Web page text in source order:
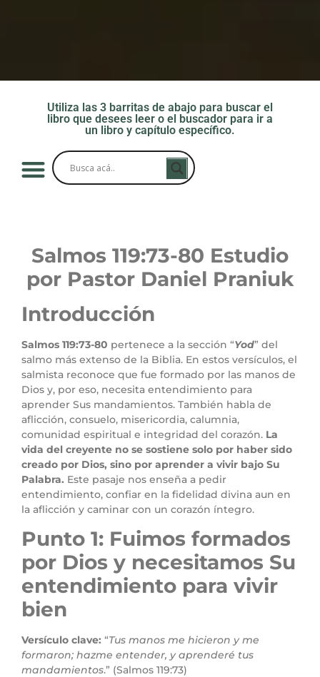
Utiliza las 3 barritas de abajo para buscar el
libro que desees leer o el buscador para ir a
un libro y capítulo específico.
Salmos 119:73-80 Estudio
por Pastor Daniel Praniuk
Introducción
Salmos 119:73-80 pertenece a la sección “Yod” del
salmo más extenso de la Biblia. En estos versículos, el
salmista reconoce que fue formado por las manos de
Dios y, por eso, necesita entendimiento para
aprender Sus mandamientos. También habla de
aflicción, consuelo, misericordia, calumnia,
comunidad espiritual e integridad del corazón. La
vida del creyente no se sostiene solo por haber sido
creado por Dios, sino por aprender a vivir bajo Su
Palabra. Este pasaje nos enseña a pedir
entendimiento, confiar en la fidelidad divina aun en
la aflicción y caminar con un corazón íntegro.
Punto 1: Fuimos formados
por Dios y necesitamos Su
entendimiento para vivir
bien
Versículo clave: “Tus manos me hicieron y me
formaron; hazme entender, y aprenderé tus
mandamientos.” (Salmos 119:73)